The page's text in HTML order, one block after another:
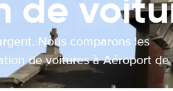
Nous comparons les
de voitures à Aéroport de